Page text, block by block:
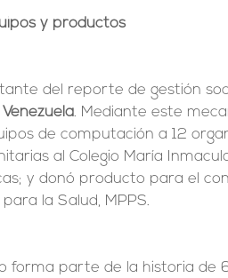
y productos
del reporte de gestión
. Mediante este
de computación a 12
al Colegio María
y donó producto para el
la Salud, MPPS.
forma parte de la historia